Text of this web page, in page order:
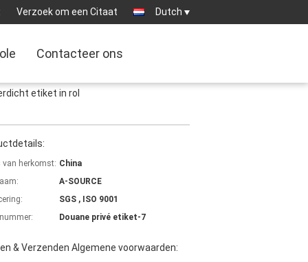
Verzoek om een Citaat Dutch
Contacteer ons
etiket in rol
van herkomst: China
A-SOURCE
SGS , ISO 9001
Douane privé etiket-7
& Verzenden Algemene voorwaarden: